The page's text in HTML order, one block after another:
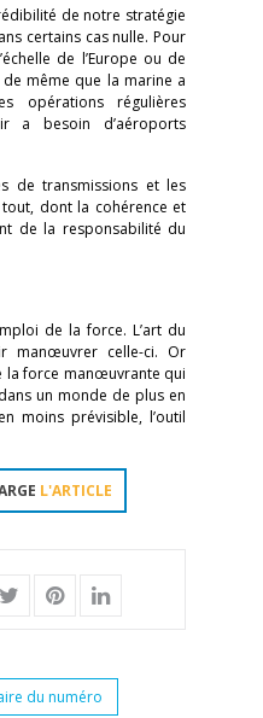
de notre stratégie
certains cas nulle. Pour
de l’Europe ou de
même que la marine a
opérations régulières
a besoin d’aéroports
de transmissions et les
dont la cohérence et
de la responsabilité du
de la force. L’art du
manœuvrer celle-ci. Or
la force manœuvrante qui
un monde de plus en
moins prévisible, l’outil
L'ARTICLE
du numéro